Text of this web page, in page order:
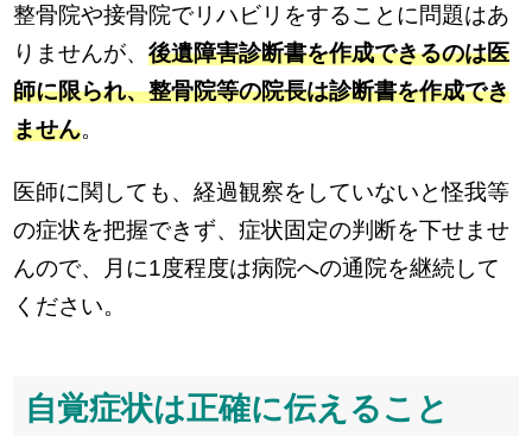
整骨院や接骨院でリハビリをすることに問題はあ
りませんが、後遺障害診断書を作成できるのは医
師に限られ、整骨院等の院長は診断書を作成でき
ません。
医師に関しても、経過観察をしていないと怪我等
の症状を把握できず、症状固定の判断を下せませ
んので、月に1度程度は病院への通院を継続して
ください。
自覚症状は正確に伝えること